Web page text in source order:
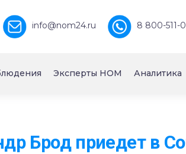
info@nom24.ru 8 800-511-
Эксперты НОМ Аналитика
Брод приедет в